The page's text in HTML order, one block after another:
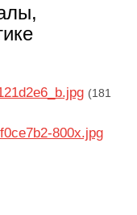
(181
800x.jpg